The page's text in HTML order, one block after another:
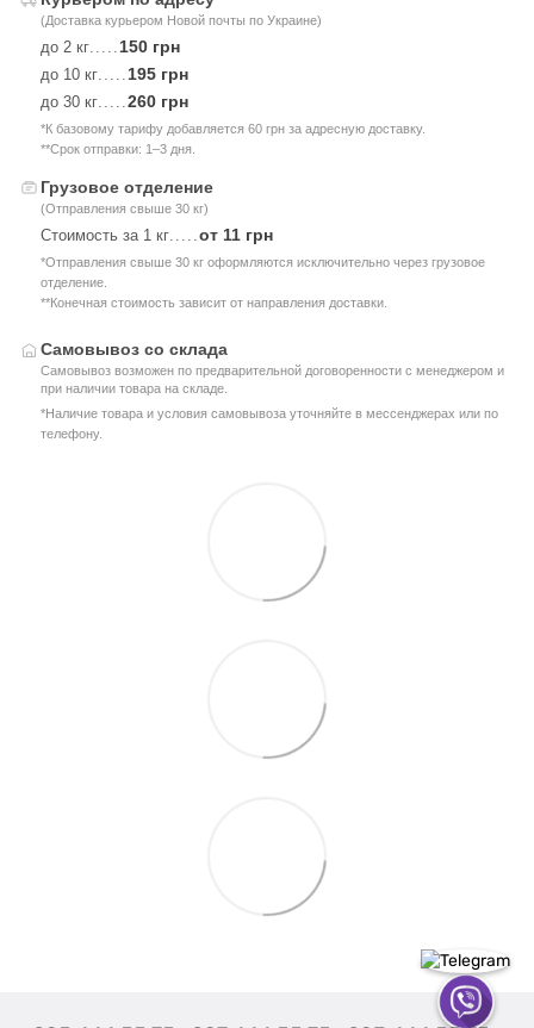
(Доставка курьером Новой почты по Украине)
до 2 кг..... 150 грн
до 10 кг..... 195 грн
до 30 кг.....260 грн
*К базовому тарифу добавляется 60 грн за адресную доставку.
**Срок отправки: 1–3 дня.
Грузовое отделение
(Отправления свыше 30 кг)
Стоимость за 1 кг.....от 11 грн
*Отправления свыше 30 кг оформляются исключительно через грузовое
отделение.
**Конечная стоимость зависит от направления доставки.
Самовывоз со склада
Самовывоз возможен по предварительной договоренности с менеджером и
при наличии товара на складе.
*Наличие товара и условия самовывоза уточняйте в мессенджерах или по
телефону.